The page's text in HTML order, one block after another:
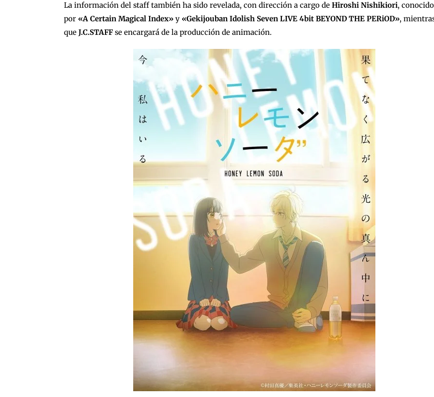
La información del staff también ha sido revelada, con dirección a cargo de Hiroshi Nishikiori, conocido
por «A Certain Magical Index» y «Gekijouban Idolish Seven LIVE 4bit BEYOND THE PERiOD»,
que J.C.STAFF se encargará de la producción de animación.